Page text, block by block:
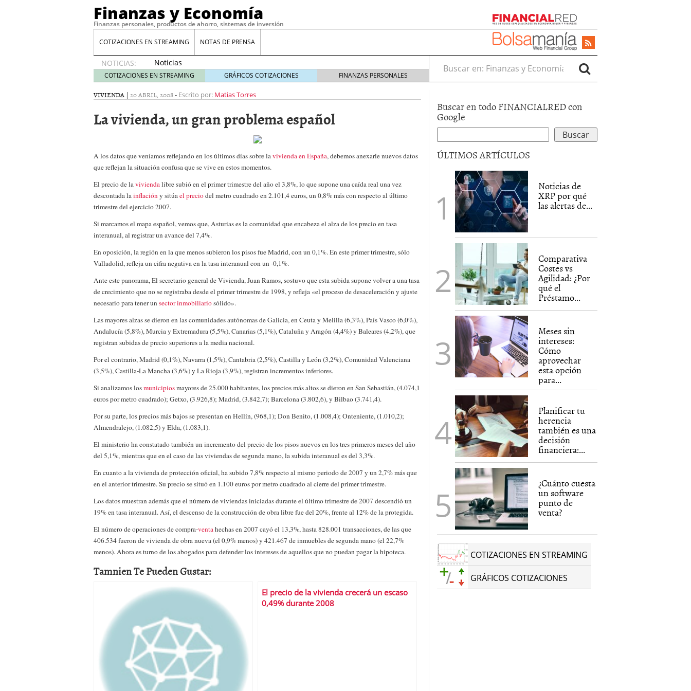
Finanzas y Economía
Finanzas personales, productos de ahorro, sistemas de inversión
COTIZACIONES EN STREAMING NOTAS DE PRENSA
NOTICIAS:
Noticias
de XRP
por qué
las
de
whales
tarde 16
de abril
Comparativa Costes vs Agilidad: ¿Por qué el Préstamo Promotor privado
acelera la rentabilidad? 12 de diciembre de 2025
Meses sin intereses: Cómo aprovechar esta opción para gestionar tus
Planificar tu herencia también es una decisión financiera: cómo anticiparte
a los costes 21 de noviembre de 2025
¿Cuánto cuesta un software punto de venta?
3 de octubre de 2025
COTIZACIONES EN STREAMING GRÁFICOS COTIZACIONES FINANZAS PERSONALES
Buscar en:
VIVIENDA | 20 ABRIL, 2008- Escrito por: Matias Torres
La vivienda, un gran problema español
A los datos que veníamos reflejando en los últimos días sobre lavivienda en España, debemos anexarle nuevos datos
que reflejan la situación confusa que se vive en estos momentos.
El precio delaviviendalibre subió en el primer trimestre del año el 3,8%, lo que supone una caída real una vez
descontada lainflacióny sitúael preciodel metro cuadrado en 2.101,4 euros, un 0,8% más con respecto al último
trimestre del ejercicio 2007.
Si marcamos el mapa español, vemos que, Asturias es la comunidad que encabeza el alza de los precio en tasa
interanual, al registrar un avance del 7,4%.
En oposición, la región en la que menos subieron los pisos fue Madrid, con un 0,1%. En este primer trimestre, sólo
Valladolid, refleja un cifra negativa en la tasa interanual con un -0,1%.
Ante este panorama, El secretario general de Vivienda, Juan Ramos, sostuvo que esta subida supone volver a una tasa
de crecimiento que no se registraba desde el primer trimestre de 1998, y refleja «el proceso de desaceleración y ajuste
necesario para tener unsector inmobiliariosólido».
Las mayores alzas se dieron en las comunidades autónomas de Galicia, en Ceuta y Melilla (6,3%), País Vasco (6,0%),
Andalucía (5,8%), Murcia y Extremadura (5,5%), Canarias (5,1%), Cataluña y Aragón (4,4%) y Baleares (4,2%), que
registran subidas de precio superiores a la media nacional.
Por el contrario, Madrid (0,1%), Navarra (1,5%), Cantabria (2,5%), Castilla y León (3,2%), Comunidad Valenciana
(3,5%), Castilla-La Mancha (3,6%) y La Rioja (3,9%), registran incrementos inferiores.
Si analizamos losmunicipiosmayores de 25.000 habitantes, los precios más altos se dieron en San Sebastián, (4.074,1
euros por metro cuadrado); Getxo, (3.926,8); Madrid, (3.842,7); Barcelona (3.802,6), y Bilbao (3.741,4).
Por su parte, los precios más bajos se presentan en Hellín, (968,1); Don Benito, (1.008,4); Onteniente, (1.010,2);
Almendralejo, (1.082,5) y Elda, (1.083,1).
El ministerio ha constatado también un incremento del precio de los pisos nuevos en los tres primeros meses del año
del 5,1%, mientras que en el caso de las viviendas de segunda mano, la subida interanual es del 3,3%.
En cuanto a la vivienda de protección oficial, ha subido 7,8% respecto al mismo periodo de 2007 y un 2,7% más que
en el anterior trimestre. Su precio se situó en 1.100 euros por metro cuadrado al cierre del primer trimestre.
Los datos muestran además que el número de viviendas iniciadas durante el último trimestre de 2007 descendió un
19% en tasa interanual. Así, el descenso de la construcción de obra libre fue del 20%, frente al 12% de la protegida.
El número de operaciones de compra-ventahechas en 2007 cayó el 13,3%, hasta 828.001 transacciones, de las que
406.534 fueron de vivienda de obra nueva (el 0,9% menos) y 421.467 de inmuebles de segunda mano (el 22,7%
menos). Ahora es turno de los abogados para defender los intereses de aquellos que no puedan pagar la hipoteca.
Tamnien Te Pueden Gustar:
El precio de la vivienda crecerá un escaso
0,49% durante 2008
Buscar en todo FINANCIALRED con
Google
ÚLTIMOS ARTÍCULOS
Noticias de
XRP por qué
las alertas de...
Comparativa
Costes vs
Agilidad: ¿Por
qué el
Préstamo...
Meses sin
intereses:
Cómo
aprovechar
esta opción
para...
Planificar tu
herencia
también es una
decisión
financiera:...
¿Cuánto cuesta
un software
punto de
venta?
COTIZACIONES EN STREAMING
GRÁFICOS COTIZACIONES